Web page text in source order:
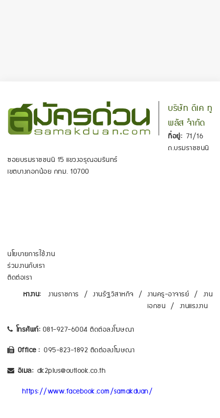
บริษัท ดีเค ทู
พลัส จำกัด
ที่อยู่: 71/16
ถ.บรมราชชนนี
ซอยบรมราชชนนี 15 แขวงอรุณอมรินทร์
เขตบางกอกน้อย กทม. 10700
นโยบายการใช้งาน
ร่วมงานกับเรา
ติดต่อเรา
หางาน:
งานราชการ / งานรัฐวิสาหกิจ / งานครู-อาจารย์ / งาน
เอกชน / งานแรงงาน
โทรศัพท์: 081-927-6004 ติดต่อลงโฆษณา
Office : 095-823-1892 ติดต่อลงโฆษณา
อีเมล: dk2plus@outlook.co.th
https://www.facebook.com/samakduan/